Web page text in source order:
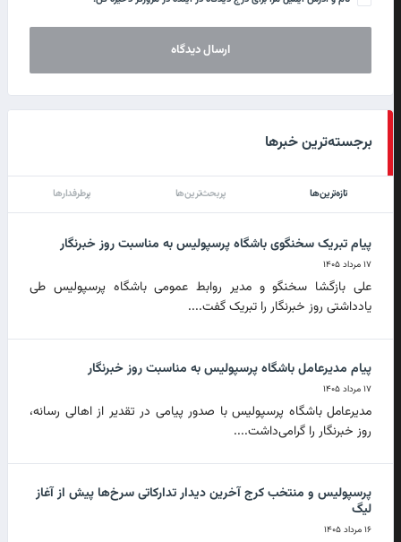
برجسته‌ترین خبرها
تازه‌ترین‌ها پربحث‌ترین‌ها پرطرفدارها
پیام تبریک سخنگوی باشگاه پرسپولیس به مناسبت روز خبرنگار
۱۷ مرداد ۱۴۰۵
علی بازگشا سخنگو و مدیر روابط عمومی باشگاه پرسپولیس طی
یادداشتی روز خبرنگار را تبریک گفت....
پیام مدیرعامل باشگاه پرسپولیس به مناسبت روز خبرنگار
۱۷ مرداد ۱۴۰۵
مدیرعامل باشگاه پرسپولیس با صدور پیامی در تقدیر از اهالی رسانه،
روز خبرنگار را گرامی‌داشت....
پرسپولیس و منتخب کرج آخرین دیدار تدارکاتی سرخ‌ها پیش از آغاز
لیگ
۱۶ مرداد ۱۴۰۵